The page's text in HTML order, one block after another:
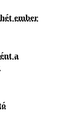
ember
a